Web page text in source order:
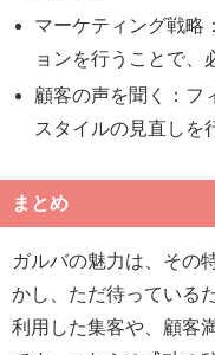
マーケティング戦略
ョンを行うことで、
顧客の声を聞く：フ
スタイルの見直しを
まとめ
ガルバの魅力は、その
かし、ただ待っている
利用した集客や、顧客